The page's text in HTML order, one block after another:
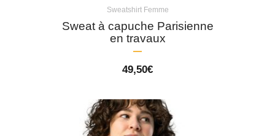
Sweatshirt Femme
Sweat à capuche Parisienne
en travaux
49,50€